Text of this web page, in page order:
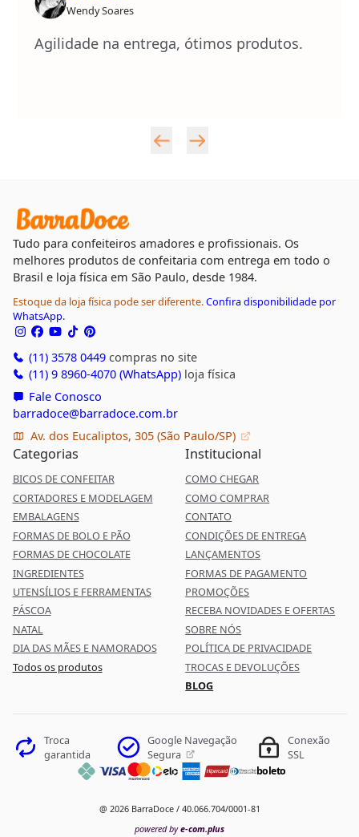
Wendy Soares
Agilidade na entrega, ótimos produtos.
Tudo para confeiteiros amadores e profissionais. Os
melhores produtos de confeitaria com entrega em todo o
Brasil e loja física em São Paulo, desde 1984.
Estoque da loja física pode ser diferente.Confira disponibilidade por
WhatsApp.
(11) 3578 0449compras no site
(11) 9 8960-4070 (WhatsApp)loja física
Fale Conosco
barradoce@barradoce.com.br
Av. dos Eucaliptos, 305 (São Paulo/SP)
Categorias
BICOS DE CONFEITAR
CORTADORES E MODELAGEM
EMBALAGENS
FORMAS DE BOLO E PÃO
FORMAS DE CHOCOLATE
INGREDIENTES
UTENSÍLIOS E FERRAMENTAS
PÁSCOA
NATAL
DIA DAS MÃES E NAMORADOS
Todos os produtos
Institucional
COMO CHEGAR
COMO COMPRAR
CONTATO
CONDIÇÕES DE ENTREGA
LANÇAMENTOS
FORMAS DE PAGAMENTO
PROMOÇÕES
RECEBA NOVIDADES E OFERTAS
SOBRE NÓS
POLÍTICA DE PRIVACIDADE
TROCAS E DEVOLUÇÕES
BLOG
Troca
garantida
Google Navegação
Segura
Conexão
SSL
boleto
@ 2026 BarraDoce / 40.066.704/0001-81
powered bye-com.plus